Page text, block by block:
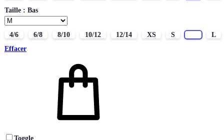
Taille : Bas
4/6 6/8 8/10 10/12 12/14 XS S
L
Effacer
Toggle